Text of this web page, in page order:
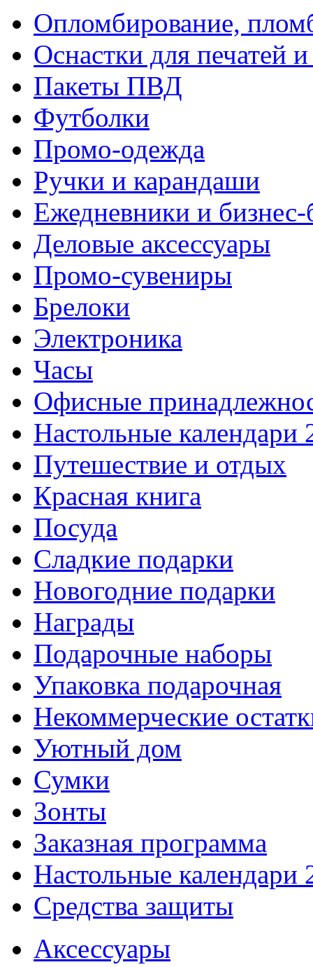
Опломбирование,
Оснастки для печатей
Пакеты ПВД
Футболки
Промо-одежда
Ручки и карандаши
Ежедневники и
Деловые аксессуары
Промо-сувениры
Брелоки
Электроника
Часы
Офисные
Настольные календари
Путешествие и отдых
Красная книга
Посуда
Сладкие подарки
Новогодние подарки
Награды
Подарочные наборы
Упаковка подарочная
Некоммерческие
Уютный дом
Сумки
Зонты
Заказная программа
Настольные календари
Средства защиты
Аксессуары